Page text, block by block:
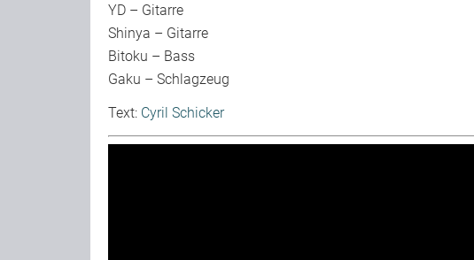
YD – Gitarre
Shinya – Gitarre
Bitoku – Bass
Gaku – Schlagzeug
Text: Cyril Schicker